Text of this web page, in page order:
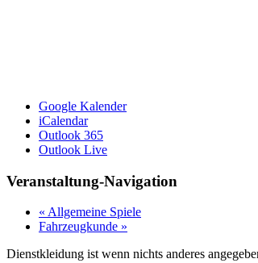
Google Kalender
iCalendar
Outlook 365
Outlook Live
Veranstaltung-Navigation
« Allgemeine Spiele
Fahrzeugkunde »
Dienstkleidung ist wenn nichts anderes